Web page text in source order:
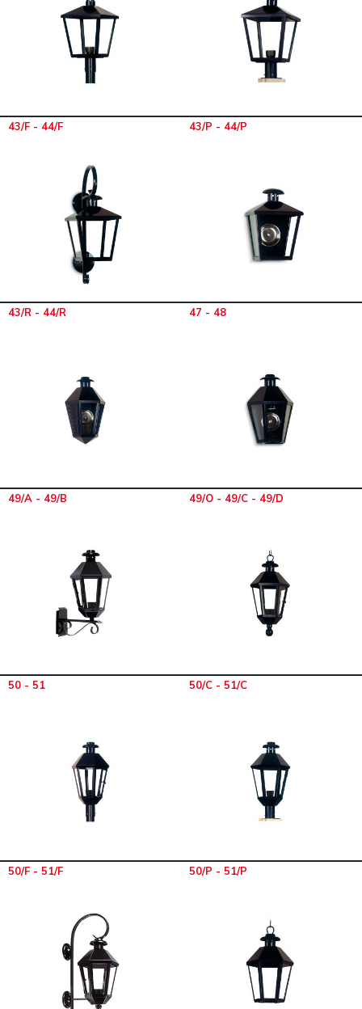
43/F - 44/F 43/P - 44/P
43/R - 44/R 47 - 48
49/A - 49/B 49/O - 49/C - 49/D
50 - 51 50/C - 51/C
50/F - 51/F 50/P - 51/P